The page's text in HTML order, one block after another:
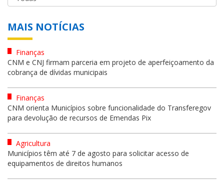
MAIS NOTÍCIAS
Finanças
CNM e CNJ firmam parceria em projeto de aperfeiçoamento da
cobrança de dívidas municipais
Finanças
CNM orienta Municípios sobre funcionalidade do Transferegov
para devolução de recursos de Emendas Pix
Agricultura
Municípios têm até 7 de agosto para solicitar acesso de
equipamentos de direitos humanos